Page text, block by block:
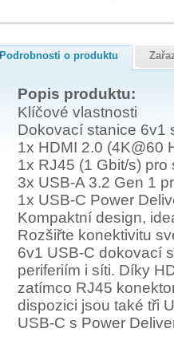
Podrobnosti o produktu
Popis produktu:
Klíčové vlastnosti
Dokovací stanice 6v1
1x HDMI 2.0 (4K@60
1x RJ45 (1 Gbit/s)
3x USB-A 3.2 Gen 1
1x USB-C Power
Kompaktní design,
Rozšiřte konektivitu
6v1 USB-C dokovací
periferiím i síti. Díky
zatímco RJ45
dispozici jsou také tři
USB-C s Power